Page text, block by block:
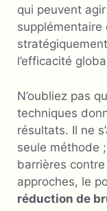
qui peuvent
supplémentaire
l’efficacité
N’oubliez pas
techniques
résultats. Il ne
seule méthode
barrières
approches, le
réduction de